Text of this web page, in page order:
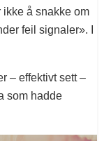
å snakke om
feil signaler». I
– effektivt sett –
som hadde